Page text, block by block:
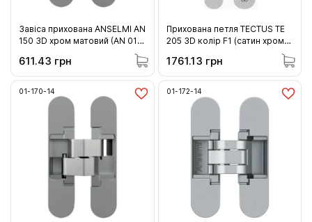
Завіса прихована ANSELMI AN
150 3D хром матовий (AN 014)
611.43 грн
Прихована петля TECTUS TE
205 3D колір F1 (сатин хром)
1761.13 грн
01-170-14 01-172-14